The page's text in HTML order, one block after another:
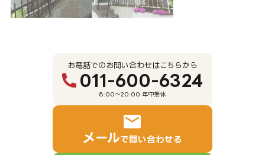
お電話でのお問い合わせはこちらから
011-600-6324
8:00～20:00 年中無休
メールで問い合わせる